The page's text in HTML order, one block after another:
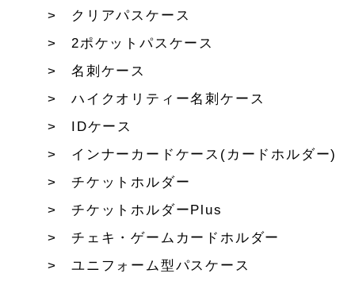
クリアパスケース
2ポケットパスケース
名刺ケース
ハイクオリティー名刺ケース
IDケース
インナーカードケース(カードホルダー)
チケットホルダー
チケットホルダーPlus
チェキ・ゲームカードホルダー
ユニフォーム型パスケース